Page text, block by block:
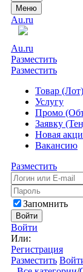
Меню
Au.ru
Au.ru
Разместить
Разместить
Товар (Лот)
Услугу
Промо
Заявку
Новая
Вакансию
Разместить
Запомнить
Войти
Войти
Или:
Регистрация
Разместить